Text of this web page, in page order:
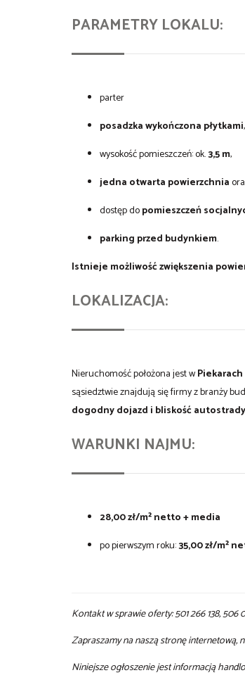
PARAMETRY LOKALU:
parter
posadzka wykończona płytkami,
wysokość pomieszczeń: ok.3,5 m,
jedna otwarta powierzchnia
dostęp dopomieszczeń
parking przed budynkiem.
Istnieje możliwość zwiększenia
LOKALIZACJA:
Nieruchomość położona jest w
sąsiedztwie znajdują się firmy z branży
dogodny dojazd i bliskość autostrady
WARUNKI NAJMU:
28,00 zł/m² netto + media
po pierwszym roku:35,00 zł/m²
Kontakt w sprawie oferty: 501 266 138, 506
Zapraszamy na naszą stronę
Niniejsze ogłoszenie jest informacją